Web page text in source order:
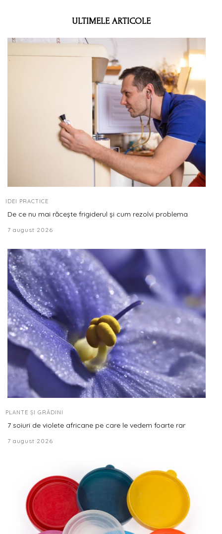
ULTIMELE ARTICOLE
IDEI PRACTICE
De ce nu mai răcește frigiderul și cum rezolvi problema
7 august 2026
PLANTE ȘI GRĂDINI
7 soiuri de violete africane pe care le vedem foarte rar
7 august 2026